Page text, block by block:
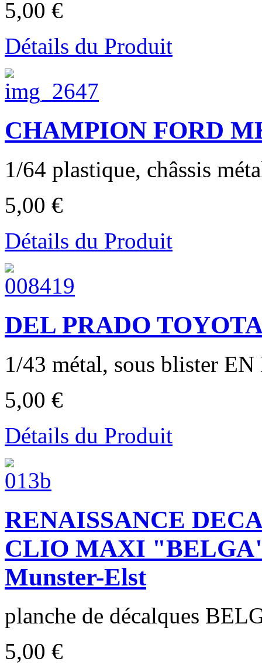
5,00 €
Détails du Produit
CHAMPION FORD
1/64 plastique, châssis
5,00 €
Détails du Produit
DEL PRADO
1/43 métal, sous blister
5,00 €
Détails du Produit
RENAISSANCE
CLIO MAXI "BELGA"
Munster-Elst
planche de décalques
5,00 €